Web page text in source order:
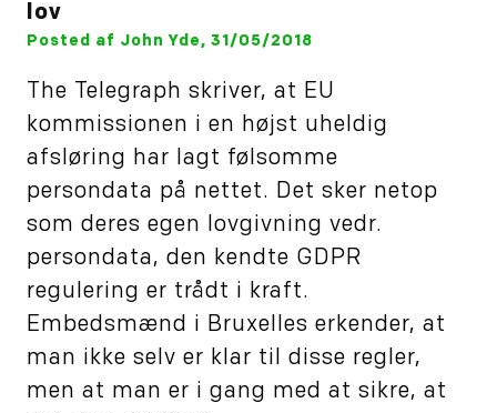
lov
Posted af John Yde, 31/05/2018
The Telegraph skriver, at EU
kommissionen i en højst uheldig
afsløring har lagt følsomme
persondata på nettet. Det sker netop
som deres egen lovgivning vedr.
persondata, den kendte GDPR
regulering er trådt i kraft.
Embedsmænd i Bruxelles erkender, at
man ikke selv er klar til disse regler,
men at man er i gang med at sikre, at